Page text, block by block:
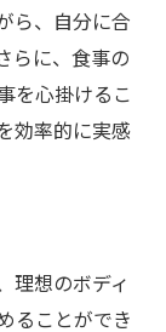
ら、自分に合
らに、食事の
を心掛けるこ
効率的に実感
理想のボディ
ることができ